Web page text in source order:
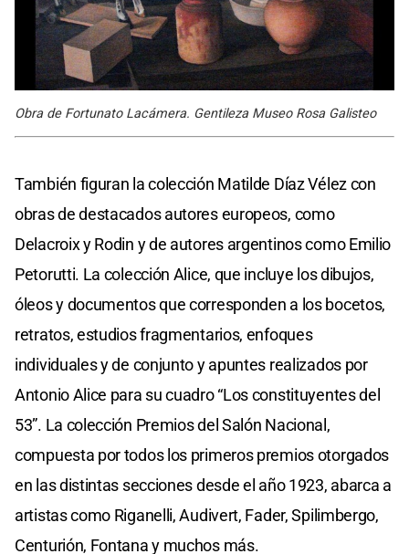
Obra de Fortunato Lacámera. Gentileza Museo Rosa Galisteo
También figuran la colección Matilde Díaz Vélez con
obras de destacados autores europeos, como
Delacroix y Rodin y de autores argentinos como Emilio
Petorutti. La colección Alice, que incluye los dibujos,
óleos y documentos que corresponden a los bocetos,
retratos, estudios fragmentarios, enfoques
individuales y de conjunto y apuntes realizados por
Antonio Alice para su cuadro “Los constituyentes del
53”. La colección Premios del Salón Nacional,
compuesta por todos los primeros premios otorgados
en las distintas secciones desde el año 1923, abarca a
artistas como Riganelli, Audivert, Fader, Spilimbergo,
Centurión, Fontana y muchos más.